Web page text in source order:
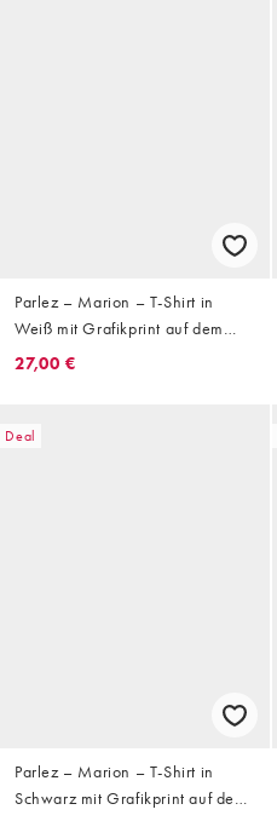
Parlez – Marion – T-Shirt in
Weiß mit Grafikprint auf dem
Rücken
27,00 €
Deal
Parlez – Marion – T-Shirt in
Schwarz mit Grafikprint auf dem